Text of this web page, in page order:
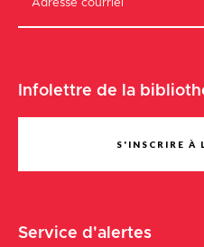
Infolettre de la
S'INSCRIRE À
Service d'alertes